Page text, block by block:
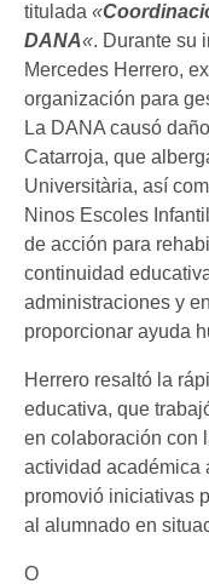
titulada «
DANA«. Durante su
Mercedes Herrero,
organización para
La DANA causó
Catarroja, que
Universitària, así
Ninos Escoles
de acción para
continuidad
administraciones y
proporcionar ayuda
Herrero resaltó la
educativa, que
en colaboración con
actividad académica
promovió iniciativas
al alumnado en
O